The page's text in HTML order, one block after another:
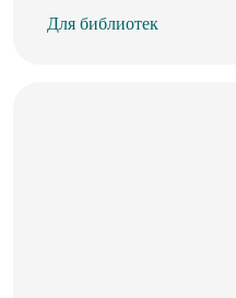
Для библиотек